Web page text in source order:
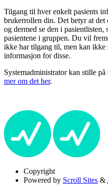
Tilgang til hver enkelt pasients
brukerrollen din. Det betyr at
og dermed se den i
pasientene i gruppen. Du vil
ikke har tilgang til, men kan ikke
informasjon for disse.
Systemadministrator kan stille
mer om det her.
Copyright
Powered by Scroll Sites &